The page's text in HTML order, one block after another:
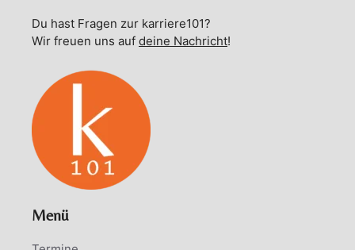
Du hast Fragen zur karriere101?
Wir freuen uns auf deine Nachricht!
Menü